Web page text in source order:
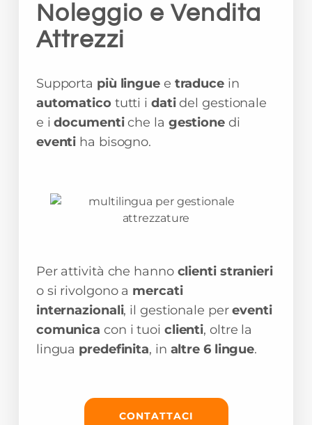
Noleggio e Vendita
Attrezzi
Supporta più linguee traduce in
automaticotutti i datidel gestionale
e idocumentiche la gestione di
eventi ha bisogno.
Per attività che hanno clienti stranieri
o si rivolgono a mercati
internazionali, il gestionale pereventi
comunica con i tuoi clienti, oltre la
lingua predefinita, in altre 6 lingue.
CONTATTACI